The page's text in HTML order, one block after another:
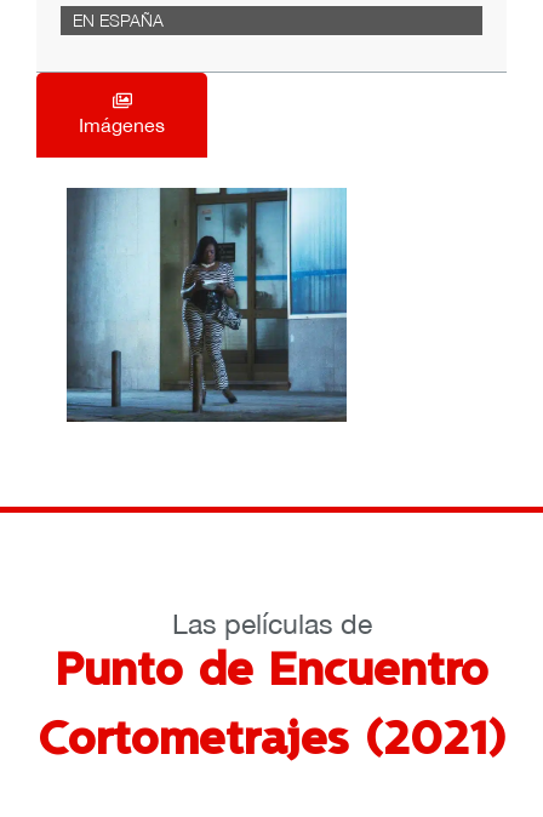
EN ESPAÑA
Imágenes
Las películas de
Punto de Encuentro
Cortometrajes (2021)